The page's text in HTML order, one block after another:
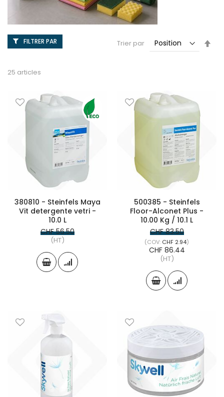
25 articles
Trier par
380810 - Steinfels Maya
Vit detergente vetri -
10.0 L
CHF 56.50
(HT)
500385 - Steinfels
Floor-Alconet Plus -
10.00 Kg / 10.1 L
CHF 83.50
CHF 2.94
CHF 86.44
(HT)
FILTRER PAR